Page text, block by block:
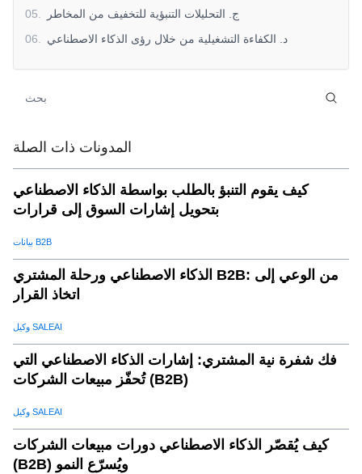
05
ج. التحليلات التنبؤية للتخفيف من المخاطر
06
د. الكفاءة التشغيلية من خلال رؤى الذكاء الاصطناعي
المدونات ذات الصلة
كيف يقوم التنبؤ بالطلب بواسطة الذكاء الاصطناعي
بتحويل إشارات السوق إلى قرارات
بيانات B2B
الذكاء الاصطناعي ورحلة المشتري B2B: من الوعي إلى
اتخاذ القرار
وكيل SALEAI
فك شفرة نية المشتري: إشارات الذكاء الاصطناعي التي
تُحفّز مبيعات الشركات (B2B)
وكيل SALEAI
كيف يُقصّر الذكاء الاصطناعي دورات مبيعات الشركات
(B2B) ويُسرّع النمو